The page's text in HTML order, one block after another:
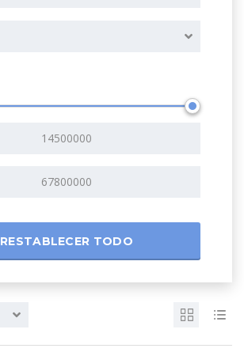
RESTABLECER TODO